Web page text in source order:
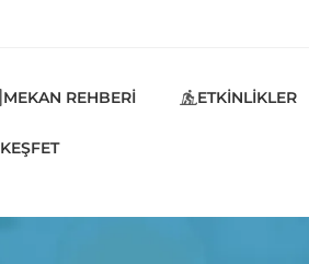
MEKAN REHBERI ETKINLIKLER